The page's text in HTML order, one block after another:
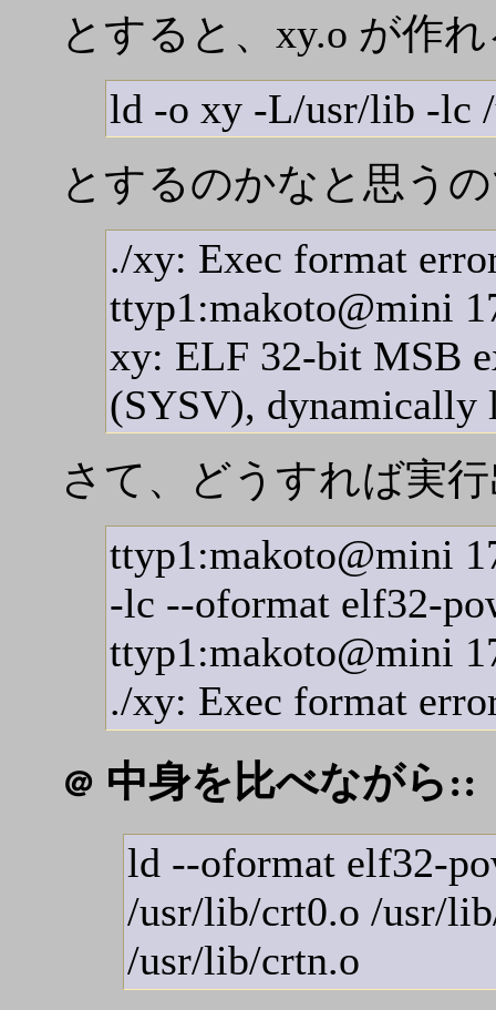
とすると、xy.o が作
ld -o xy -L/usr/lib -lc
とするのかなと思う
./xy: Exec format
ttyp1:makoto@mini
xy: ELF 32-bit MSB
(SYSV), dynamically
さて、どうすれば実
ttyp1:makoto@mini
-lc --oformat elf32-
ttyp1:makoto@mini
./xy: Exec format
＠ 中身を比べながら::
ld --oformat elf32-
/usr/lib/crt0.o /usr/
/usr/lib/crtn.o